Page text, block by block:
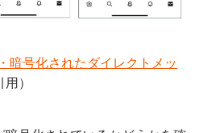
暗号化されたダイレクトメッ
）